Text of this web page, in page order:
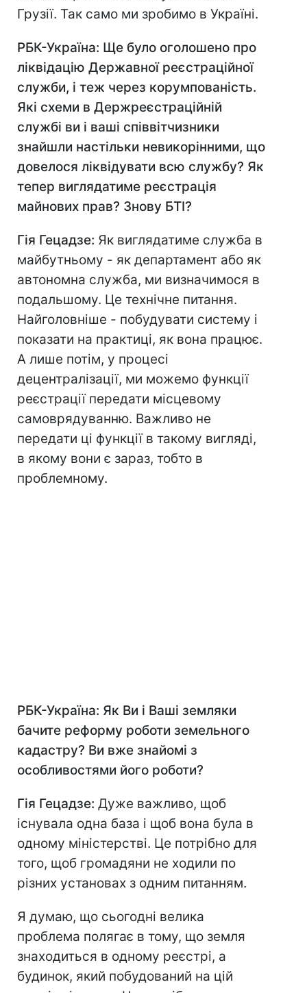
Грузії. Так само ми зробимо в Україні.
РБК-Україна: Ще було оголошено про
ліквідацію Державної реєстраційної
служби, і теж через корумпованість.
Які схеми в Держреєстраційній
службі ви і ваші співвітчизники
знайшли настільки невикорінними, що
довелося ліквідувати всю службу? Як
тепер виглядатиме реєстрація
майнових прав? Знову БТІ?
Гія Гецадзе: Як виглядатиме служба в
майбутньому - як департамент або як
автономна служба, ми визначимося в
подальшому. Це технічне питання.
Найголовніше - побудувати систему і
показати на практиці, як вона працює.
А лише потім, у процесі
децентралізації, ми можемо функції
реєстрації передати місцевому
самоврядуванню. Важливо не
передати ці функції в такому вигляді,
в якому вони є зараз, тобто в
проблемному.
РБК-Україна: Як Ви і Ваші земляки
бачите реформу роботи земельного
кадастру? Ви вже знайомі з
особливостями його роботи?
Гія Гецадзе: Дуже важливо, щоб
існувала одна база і щоб вона була в
одному міністерстві. Це потрібно для
того, щоб громадяни не ходили по
різних установах з одним питанням.
Я думаю, що сьогодні велика
проблема полягає в тому, що земля
знаходиться в одному реєстрі, а
будинок, який побудований на цій